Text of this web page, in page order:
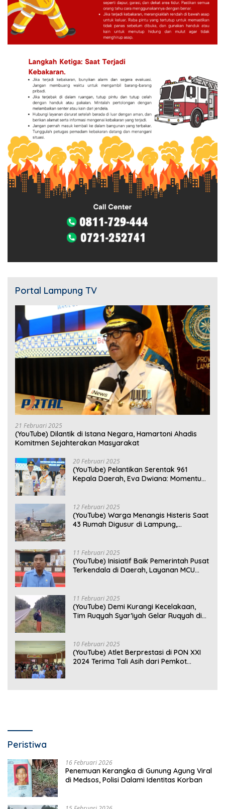
Portal Lampung TV
21 Februari 2025
(YouTube) Dilantik di Istana Negara, Hamartoni Ahadis
Komitmen Sejahterakan Masyarakat
20 Februari 2025
(YouTube) Pelantikan Serentak 961
Kepala Daerah, Eva Dwiana: Momentum
12 Februari 2025
(YouTube) Warga Menangis Histeris Saat
43 Rumah Digusur di Lampung,
11 Februari 2025
(YouTube) Inisiatif Baik Pemerintah Pusat
Terkendala di Daerah, Layanan MCU
11 Februari 2025
(YouTube) Demi Kurangi Kecelakaan,
Tim Ruqyah Syar’iyah Gelar Ruqyah di
10 Februari 2025
(YouTube) Atlet Berprestasi di PON XXI
2024 Terima Tali Asih dari Pemkot
Peristiwa
16 Februari 2026
Penemuan Kerangka di Gunung Agung Viral
di Medsos, Polisi Dalami Identitas Korban